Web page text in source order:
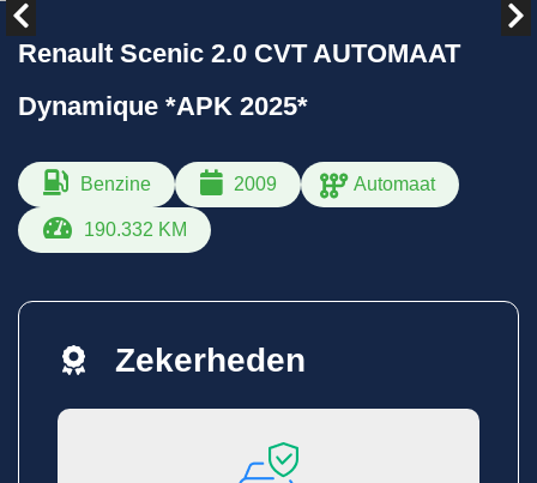
Renault Scenic 2.0 CVT AUTOMAAT
Dynamique *APK 2025*
Benzine 2009 Automaat
190.332 KM
Zekerheden